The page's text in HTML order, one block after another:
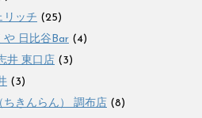
リッチ (25)
や 日比谷Bar (4)
井 東口店 (3)
(3)
ちきんらん） 調布店 (8)